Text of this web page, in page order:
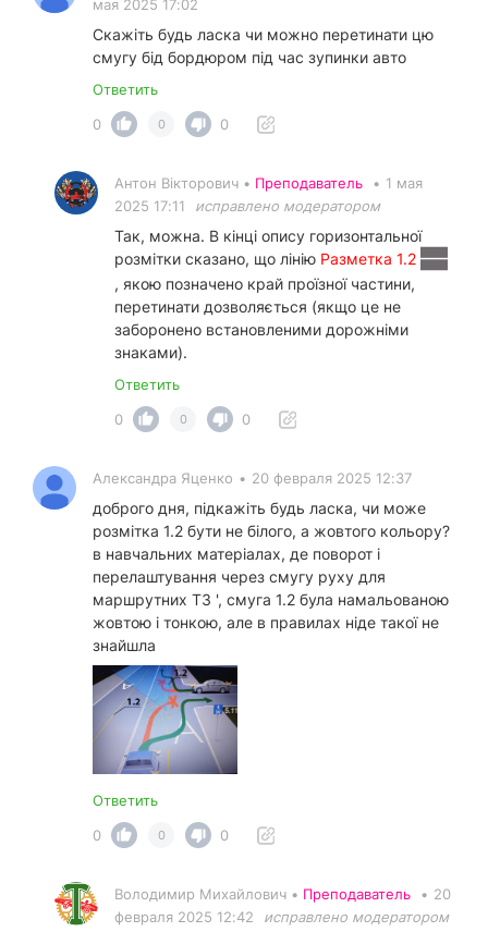
мая 2025 17:02
Скажіть будь ласка чи можно перетинати цю
смугу бід бордюром під час зупинки авто
Ответить
0
0 0
Антон Вікторович • Преподаватель • 1 мая
2025 17:11
исправлено модератором
Так, можна. В кінці опису горизонтальної
розмітки сказано, що лінію Разметка 1.2
, якою позначено край проїзної частини,
перетинати дозволяється (якщо це не
заборонено встановленими дорожніми
знаками).
Ответить
0
0 0
Александра Яценко • 20 февраля 2025 12:37
доброго дня, підкажіть будь ласка, чи може
розмітка 1.2 бути не білого, а жовтого кольору?
в навчальних матеріалах, де поворот і
перелаштування через смугу руху для
маршрутних ТЗ ', смуга 1.2 була намальованою
жовтою і тонкою, але в правилах ніде такої не
знайшла
Ответить
0
0 0
Володимир Михайлович • Преподаватель • 20
февраля 2025 12:42
исправлено модератором